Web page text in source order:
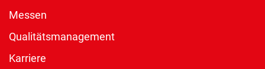
Messen
Qualitätsmanagement
Karriere